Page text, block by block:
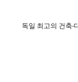
독일 최고의 건축·